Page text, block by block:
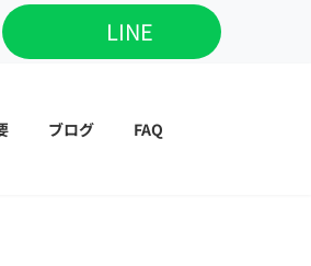
LINE
ブログ FAQ